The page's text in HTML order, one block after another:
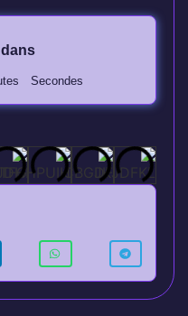
Secondes